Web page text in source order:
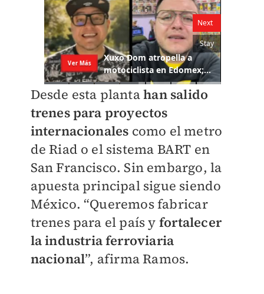
Desde esta plantahan salido
trenes para proyectos
internacionales como el metro
de Riad o el sistema BART en
San Francisco. Sin embargo, la
apuesta principal sigue siendo
México. “Queremos fabricar
trenes para el país y fortalecer
la industria ferroviaria
nacional”, afirma Ramos.